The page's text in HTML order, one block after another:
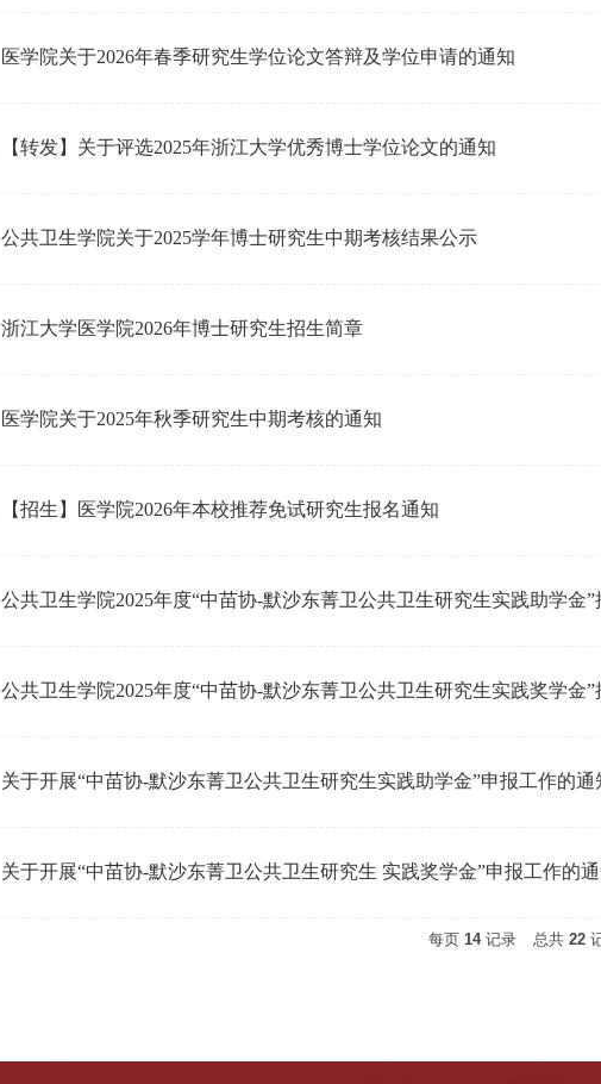
医学院关于2026年春季研究生学位论文答辩及学位申请的通知
【转发】关于评选2025年浙江大学优秀博士学位论文的通知
公共卫生学院关于2025学年博士研究生中期考核结果公示
浙江大学医学院2026年博士研究生招生简章
医学院关于2025年秋季研究生中期考核的通知
【招生】医学院2026年本校推荐免试研究生报名通知
公共卫生学院2025年度“中苗协-默沙东菁卫公共卫生研究生实践助学金”
公共卫生学院2025年度“中苗协-默沙东菁卫公共卫生研究生实践奖学金”
关于开展“中苗协-默沙东菁卫公共卫生研究生实践助学金”申报工作的通
关于开展“中苗协-默沙东菁卫公共卫生研究生 实践奖学金”申报工作的
每页 14记录 总共 22